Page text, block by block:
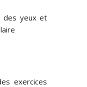
des yeux et
exercices